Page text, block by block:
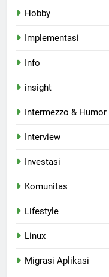
Hobby
Implementasi
Info
insight
Intermezzo & Humor
Interview
Investasi
Komunitas
Lifestyle
Linux
Migrasi Aplikasi